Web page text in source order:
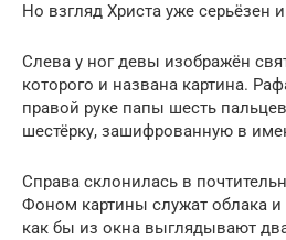
Но взгляд Христа уже серьёзен
Слева у ног девы изображён
которого и названа картина.
правой руке папы шесть
шестёрку, зашифрованную в
Справа склонилась в
Фоном картины служат облака и
как бы из окна выглядывают